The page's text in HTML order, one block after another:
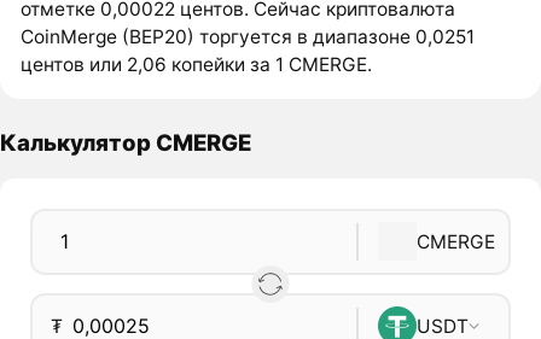
отметке 0,00022 центов. Сейчас криптовалюта
CoinMerge (BEP20) торгуется в диапазоне 0,0251
центов или 2,06 копейки за 1 CMERGE.
Калькулятор CMERGE
CMERGE
₮ USDT